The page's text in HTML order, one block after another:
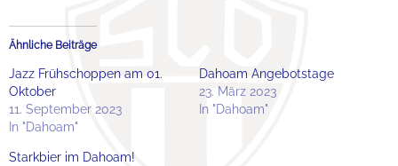
Ähnliche Beiträge
Jazz Frühschoppen am 01.
Oktober
11. September 2023
In "Dahoam"
Dahoam Angebotstage
23. März 2023
In "Dahoam"
Starkbier im Dahoam!